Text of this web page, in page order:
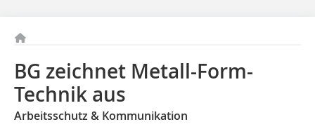
BG zeichnet Metall-Form-
Technik aus
Arbeitsschutz & Kommunikation